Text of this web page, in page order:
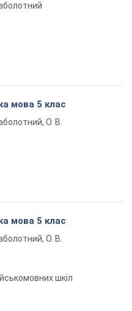
мова 5 клас
О. В.
мова 5 клас
О. В.
шкіл